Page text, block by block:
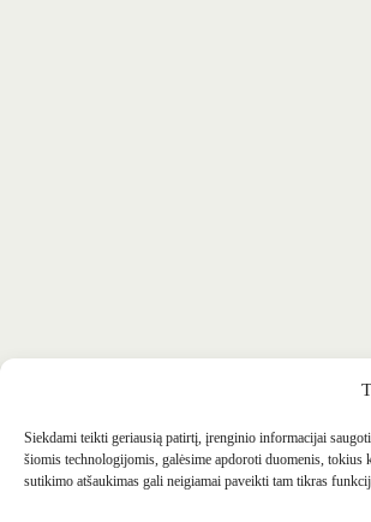
Siekdami teikti geriausią patirtį, įrenginio informacijai
šiomis technologijomis, galėsime apdoroti duomenis, tokius
sutikimo atšaukimas gali neigiamai paveikti tam tikras